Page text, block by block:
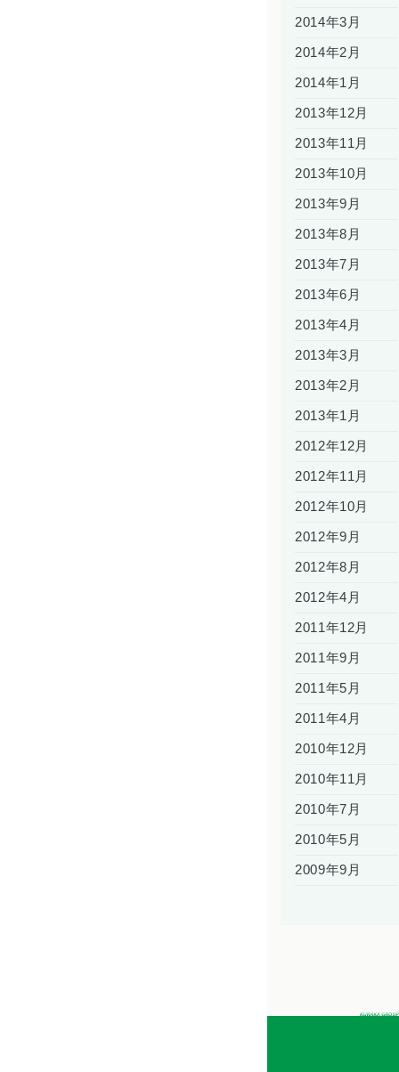
2014年3月
2014年2月
2014年1月
2013年12月
2013年11月
2013年10月
2013年9月
2013年8月
2013年7月
2013年6月
2013年4月
2013年3月
2013年2月
2013年1月
2012年12月
2012年11月
2012年10月
2012年9月
2012年8月
2012年4月
2011年12月
2011年9月
2011年5月
2011年4月
2010年12月
2010年11月
2010年7月
2010年5月
2009年9月